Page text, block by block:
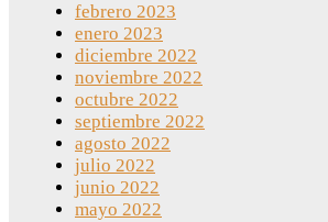
febrero 2023
enero 2023
diciembre 2022
noviembre 2022
octubre 2022
septiembre 2022
agosto 2022
julio 2022
junio 2022
mayo 2022